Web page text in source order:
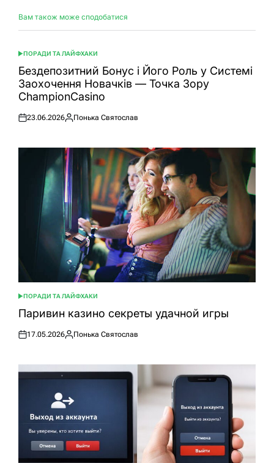
Вам також може сподобатися
ОПУБЛІКУВАТИ
У
ПОРАДИ ТА ЛАЙФХАКИ
Бездепозитний Бонус і Його Роль у Системі
Заохочення Новачків — Точка Зору
ChampionCasino
Оприлюднено
23.06.2026
Опубліковано
Понька Святослав
ОПУБЛІКУВАТИ
У
ПОРАДИ ТА ЛАЙФХАКИ
Паривин казино секреты удачной игры
Оприлюднено
17.05.2026
Опубліковано
Понька Святослав